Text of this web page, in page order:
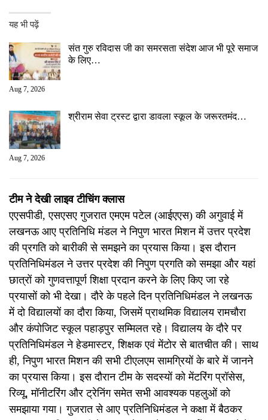
यह भी पढ़ें
संत गुरु रविदास जी का समरसता संदेश आज भी पूरे समाज
के लिए…
Aug 7, 2026
श्रीराम सेवा ट्रस्ट द्वारा डावला स्कूल के जरूरतमंद…
Aug 7, 2026
टीम ने देखी लाइव टीचिंग क्लास
एएसपीडी, एसएसए गुजरात एमएम पटेल (आईएएस) की अगुवाई में
लखनऊ आए प्रतिनिधि मंडल ने निपुण भारत मिशन में उत्तर प्रदेश
की प्रगति को बारीकी से समझने का प्रयास किया। इस दौरान
प्रतिनिधिमंडल ने उत्तर प्रदेश की निपुण प्रगति को समझा और यहां
छात्रों को गुणवत्तापूर्ण शिक्षा प्रदान करने के लिए किए जा रहे
प्रयासों को भी देखा। दौरे के पहले दिन प्रतिनिधिमंडल ने लखनऊ
में दो विद्यालयों का दौरा किया, जिसमें प्राथमिक विद्यालय रामचौरा
और कंपोजिट स्कूल पहाड़पुर सम्मिलत रहे। विद्यालय के दौरे पर
प्रतिनिधिमंडल ने हेडमास्टर, शिक्षक एवं मेंटोर से बातचीत की। साथ
ही, निपुण भारत मिशन की सभी टीएलएम सामग्रियों के बारे में जानने
का प्रयास किया। इस दौरान टीम के सदस्यों को मेंटरिंग प्रॉसेस,
रिव्यू, मॉनीटरिंग और ट्रेनिंग समेत सभी आवश्यक पहलुओं को
समझाया गया। गुजरात से आए प्रतिनिधिमंडल ने कक्षा में बैठकर